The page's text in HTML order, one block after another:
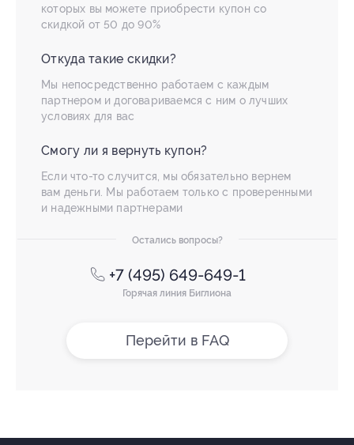
которых вы можете приобрести купон со
скидкой от 50 до 90%
Откуда такие скидки?
Мы непосредственно работаем с каждым
партнером и договариваемся с ним о лучших
условиях для вас
Смогу ли я вернуть купон?
Если что-то случится, мы обязательно вернем
вам деньги. Мы работаем только с проверенными
и надежными партнерами
Остались вопросы?
+7 (495) 649-649-1
Горячая линия Биглиона
Перейти в FAQ